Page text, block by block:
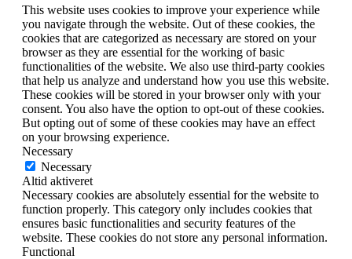
This website uses cookies to improve your experience while
you navigate through the website. Out of these cookies, the
cookies that are categorized as necessary are stored on your
browser as they are essential for the working of basic
functionalities of the website. We also use third-party cookies
that help us analyze and understand how you use this website.
These cookies will be stored in your browser only with your
consent. You also have the option to opt-out of these cookies.
But opting out of some of these cookies may have an effect
on your browsing experience.
Necessary
Necessary
Altid aktiveret
Necessary cookies are absolutely essential for the website to
function properly. This category only includes cookies that
ensures basic functionalities and security features of the
website. These cookies do not store any personal information.
Functional